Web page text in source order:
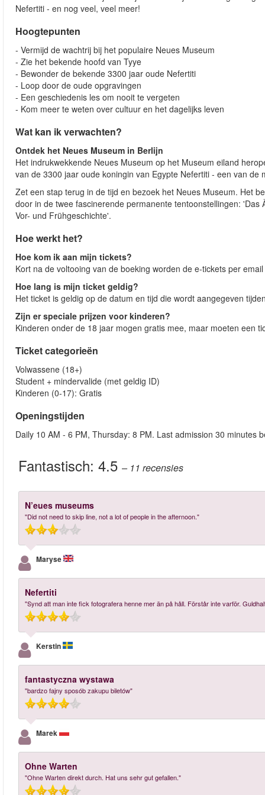
Nefertiti - en nog veel, veel meer!
Hoogtepunten
- Vermijd de wachtrij bij het populaire Neues Museum
- Zie het bekende hoofd van Tyye
- Bewonder de bekende 3300 jaar oude Nefertiti
- Loop door de oude opgravingen
- Een geschiedenis les om nooit te vergeten
- Kom meer te weten over cultuur en het dagelijks leven
Wat kan ik verwachten?
Ontdek het Neues Museum in Berlijn
Het indrukwekkende Neues Museum op het Museum eiland
van de 3300 jaar oude koningin van Egypte Nefertiti - een van
Zet een stap terug in de tijd en bezoek het Neues Museum. Het
door in de twee fascinerende permanente tentoonstellingen:
Vor- und Frühgeschichte'.
Hoe werkt het?
Hoe kom ik aan mijn tickets?
Kort na de voltooing van de boeking worden de e-tickets per
Hoe lang is mijn ticket geldig?
Het ticket is geldig op de datum en tijd die wordt aangegeven
Zijn er speciale prijzen voor kinderen?
Kinderen onder de 18 jaar mogen gratis mee, maar moeten een
Ticket categorieën
Volwassene (18+)
Student + mindervalide (met geldig ID)
Kinderen (0-17): Gratis
Openingstijden
Daily 10 AM - 6 PM, Thursday: 8 PM. Last admission 30 minutes
Fantastisch: 4.5 – 11 recensies
N’eues museums
"Did not need to skip line, not a lot of people in the afternoon."
Maryse
Nefertiti
"Synd att man inte fick fotografera henne mer än på håll. Förstår inte varför.
Kerstin
fantastyczna wystawa
"bardzo fajny sposób zakupu biletów"
Marek
Ohne Warten
"Ohne Warten direkt durch. Hat uns sehr gut gefallen."